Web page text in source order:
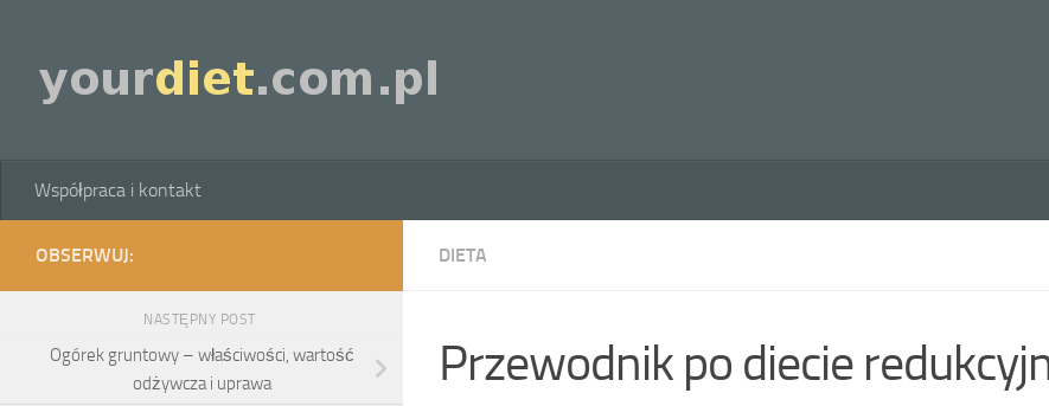
Współpraca i kontakt
DIETA
Przewodnik po diecie
OBSERWUJ:
NASTĘPNY POST
Ogórek gruntowy – właściwości, wartość
odżywcza i uprawa